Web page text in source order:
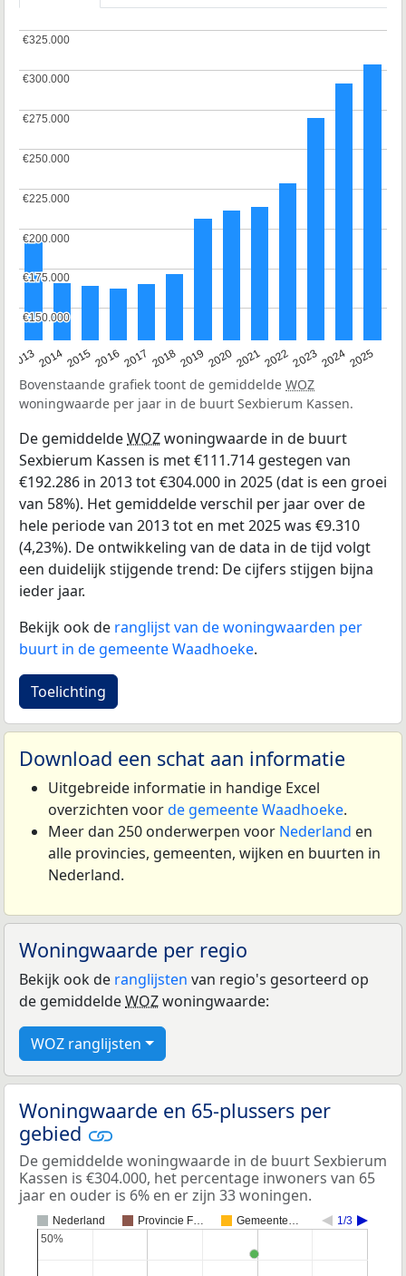
20132014201520162017 20182019 202020212022202320242025
€150.000
€150.000
€175.000
€175.000
€200.000
€200.000
€225.000
€225.000
€250.000
€250.000
€275.000
€275.000
€300.000
€300.000
€325.000
€325.000
Bovenstaande grafiek toont de gemiddelde WOZ
woningwaarde per jaar in de buurt Sexbierum Kassen.
De gemiddeldeWOZwoningwaarde in de buurt
Sexbierum Kassen is met €111.714 gestegen van
€192.286 in 2013 tot €304.000 in 2025 (dat is een groei
van 58%). Het gemiddelde verschil per jaar over de
hele periode van 2013 tot en met 2025 was €9.310
(4,23%). De ontwikkeling van de data in de tijd volgt
een duidelijk stijgende trend: De cijfers stijgen bijna
ieder jaar.
Bekijk ook de ranglijst van de woningwaarden per
buurt in de gemeente Waadhoeke.
Toelichting
Download een schat aan informatie
Uitgebreide informatie in handige Excel
overzichten voorde gemeente Waadhoeke.
Meer dan 250 onderwerpen voor Nederland en
alle provincies, gemeenten, wijken en buurten in
Nederland.
Woningwaarde per regio
Bekijk ook de ranglijsten van regio's gesorteerd op
de gemiddeldeWOZwoningwaarde:
WOZ ranglijsten
Woningwaarde en 65-plussers per
gebied
De gemiddelde woningwaarde in de buurt Sexbierum
Kassen is €304.000, het percentage inwoners van 65
jaar en ouder is 6% en er zijn 33 woningen.
Nederland Provincie F… Gemeente… 1/3
50%
50%